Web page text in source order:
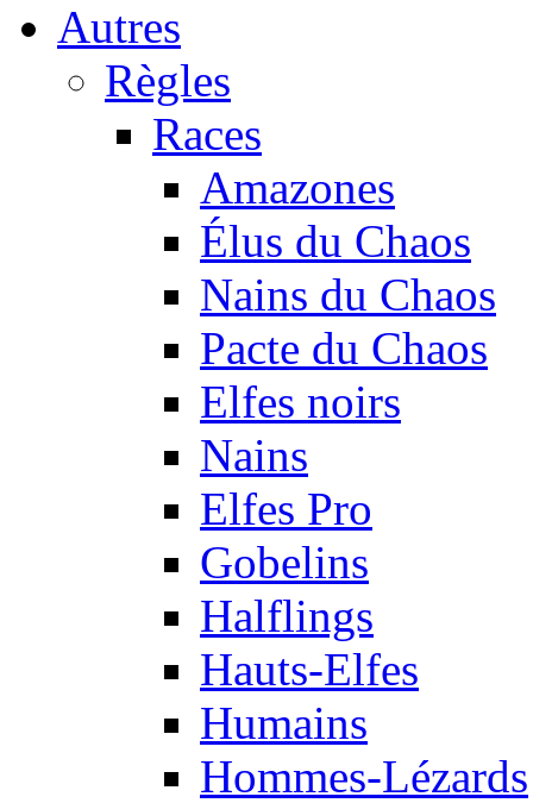
Autres
Règles
Races
Amazones
Élus du Chaos
Nains du Chaos
Pacte du Chaos
Elfes noirs
Nains
Elfes Pro
Gobelins
Halflings
Hauts-Elfes
Humains
Hommes-Lézards